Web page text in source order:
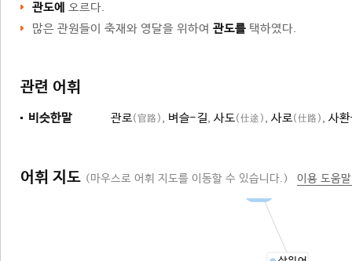
관도에 오르다.
많은 관원들이 축재와 영달을 위하여 관도를 택하였다.
관련 어휘
비슷한말 관로(官路) , 벼슬-길, 사도(仕途) , 사로(仕路) , 사
어휘 지도 (마우스로 어휘 지도를 이동할 수 있습니다.) 이용 도움